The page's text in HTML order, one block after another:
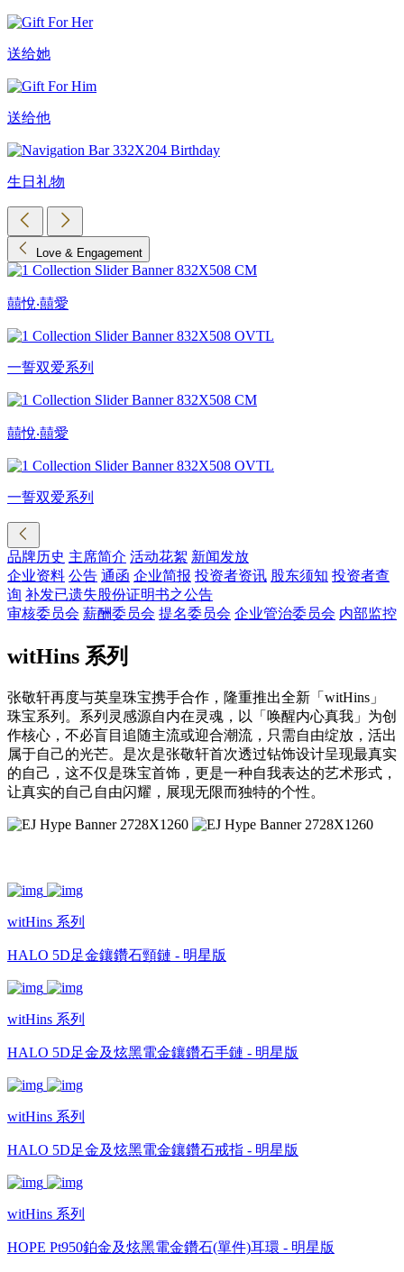
送给她
送给他
生日礼物
Love & Engagement
囍悅‧囍愛
一誓双爱系列
囍悅‧囍愛
一誓双爱系列
品牌历史 主席简介 活动花絮 新闻发放
企业资料 公告 通函 企业简报 投资者资讯 股东须知 投资者查
询 补发已遗失股份证明书之公告
审核委员会 薪酬委员会 提名委员会 企业管治委员会 内部监控
witHins 系列
张敬轩再度与英皇珠宝携手合作，隆重推出全新「witHins」
珠宝系列。系列灵感源自内在灵魂，以「唤醒内心真我」为创
作核心，不必盲目追随主流或迎合潮流，只需自由绽放，活出
属于自己的光芒。是次是张敬轩首次透过钻饰设计呈现最真实
的自己，这不仅是珠宝首饰，更是一种自我表达的艺术形式，
让真实的自己自由闪耀，展现无限而独特的个性。
witHins 系列
HALO 5D足金鑲鑽石頸鏈 - 明星版
witHins 系列
HALO 5D足金及炫黑電金鑲鑽石手鏈 - 明星版
witHins 系列
HALO 5D足金及炫黑電金鑲鑽石戒指 - 明星版
witHins 系列
HOPE Pt950鉑金及炫黑電金鑽石(單件)耳環 - 明星版